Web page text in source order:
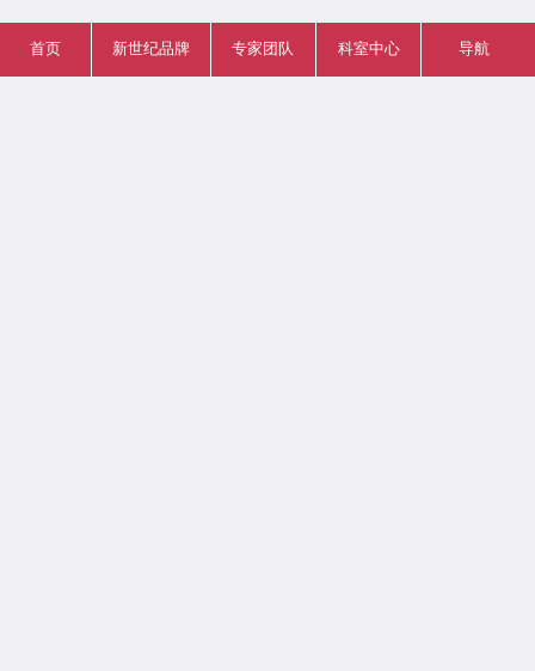
首页 新世纪品牌 专家团队 科室中心 导航